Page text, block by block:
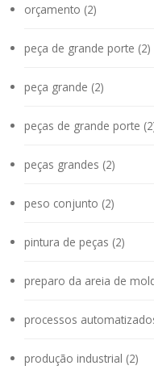
orçamento (2)
peça de grande porte (2)
peça grande (2)
peças de grande porte
peças grandes (2)
peso conjunto (2)
pintura de peças (2)
preparo da areia de
processos
produção industrial (2)